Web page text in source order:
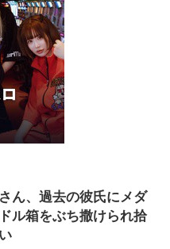
ん、過去の彼氏にメダ
ル箱をぶち撒けられ拾